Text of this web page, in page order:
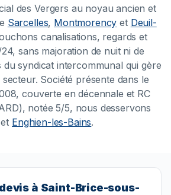
des Vergers au noyau ancien et
Sarcelles, Montmorency et Deuil-
canalisations, regards et
sans majoration de nuit ni de
du syndicat intercommunal qui gère
Société présente dans le
couverte en décennale et RC
notée 5/5, nous desservons
Enghien-les-Bains.
à Saint-Brice-sous-